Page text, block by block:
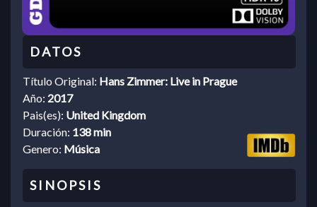
Título Original: Hans Zimmer: Live in Prague
Año: 2017
Pais(es): United Kingdom
Duración: 138 min
Genero: Música